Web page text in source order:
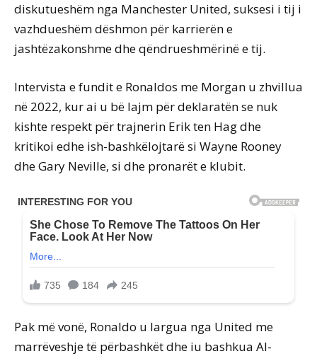
diskutueshëm nga Manchester United, suksesi i tij i
vazhdueshëm dëshmon për karrierën e
jashtëzakonshme dhe qëndrueshmërinë e tij.
Intervista e fundit e Ronaldos me Morgan u zhvillua
në 2022, kur ai u bë lajm për deklaratën se nuk
kishte respekt për trajnerin Erik ten Hag dhe
kritikoi edhe ish-bashkëlojtarë si Wayne Rooney
dhe Gary Neville, si dhe pronarët e klubit.
Pak më vonë, Ronaldo u largua nga United me
marrëveshje të përbashkët dhe iu bashkua Al-